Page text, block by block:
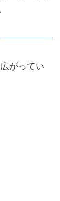
がってい